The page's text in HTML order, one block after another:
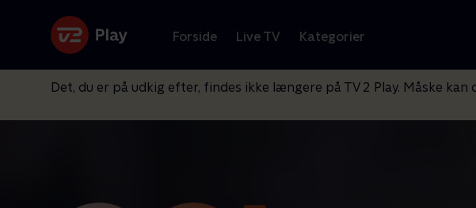
Forside Live TV Kategorier
Det, du er på udkig efter, findes ikke længere på TV 2 Play. Måske